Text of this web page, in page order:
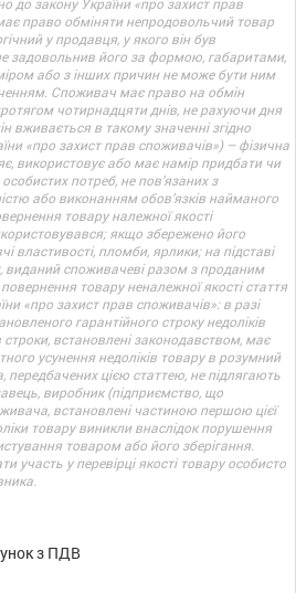
право обміняти непродовольчий товар
у продавця, у якого він був
задовольнив його за формою, габаритами,
або з інших причин не може бути ним
Споживач має право на обмін
чотирнадцяти днів, не рахуючи дня
вживається в такому значенні згідно
«про захист прав споживачів») – фізична
використовує або має намір придбати чи
потреб, не пов’язаних з
або виконанням обов’язків найманого
товару належної якості
якщо збережено його
властивості, пломби, ярлики; на підставі
виданий споживачеві разом з проданим
товару неналежної якості стаття
«про захист прав споживачів»: в разі
гарантійного строку недоліків
встановлені законодавством, має
усунення недоліків товару в розумний
цією статтею, не підлягають
виробник (підприємство, що
встановлені частиною першою цієї
товару виникли внаслідок порушення
товаром або його зберігання.
участь у перевірці якості товару особисто
з ПДВ